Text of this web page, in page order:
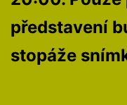
představení
stopáže